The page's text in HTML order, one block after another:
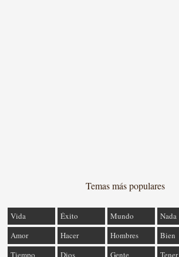
Temas más populares
Vida Éxito Mundo
Nada
Amor
Hacer Hombres
Bien
Tiempo
Dios Gente Tener